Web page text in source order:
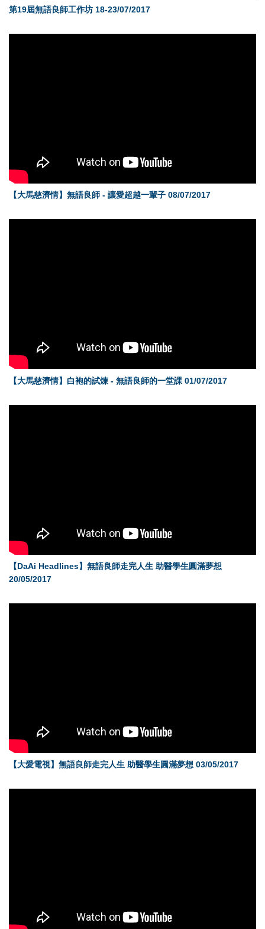
第19屆無語良師工作坊 18-23/07/2017
【大馬慈濟情】無語良師 - 讓愛超越一輩子 08/07/2017
【大馬慈濟情】白袍的試煉 - 無語良師的一堂課 01/07/2017
【DaAi Headlines】無語良師走完人生 助醫學生圓滿夢想
20/05/2017
【大愛電視】無語良師走完人生 助醫學生圓滿夢想 03/05/2017